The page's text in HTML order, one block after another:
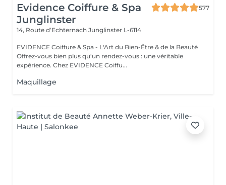
Evidence Coiffure & Spa
Junglinster
577
14, Route d‘Echternach Junglinster L-6114
EVIDENCE Coiffure & Spa - L'Art du Bien-Être & de la Beauté
Offrez-vous bien plus qu'un rendez-vous : une véritable
expérience. Chez EVIDENCE Coiffu...
Maquillage